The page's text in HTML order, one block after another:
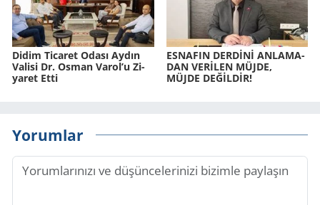
Didim Ti­ca­ret Odası Aydın
Va­li­si Dr. Osman Varol’u Zi­
ya­ret Etti
ES­NA­FIN DERDİNİ AN­LA­MA­
DAN VERİLEN MÜJDE,
MÜJDE DEĞİLDİR!
Yorumlar